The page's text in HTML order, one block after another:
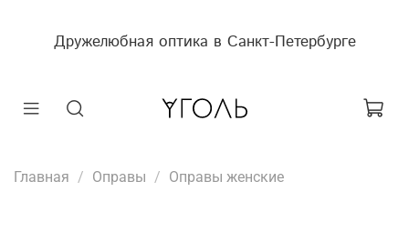
Дружелюбная оптика в Санкт-Петербурге
Главная Оправы Оправы женские